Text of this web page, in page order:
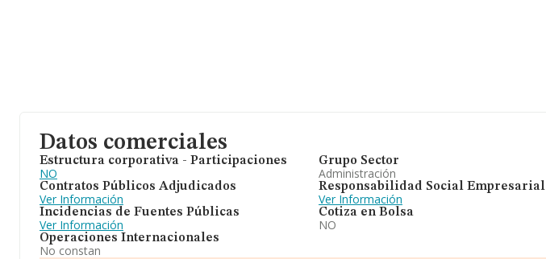
Datos comerciales
Estructura corporativa - Participaciones
NO
Contratos Públicos Adjudicados
Ver Información
Incidencias de Fuentes Públicas
Ver Información
Operaciones Internacionales
No constan
Grupo Sector
Administración
Responsabilidad Social Empresarial
Ver Información
Cotiza en Bolsa
NO